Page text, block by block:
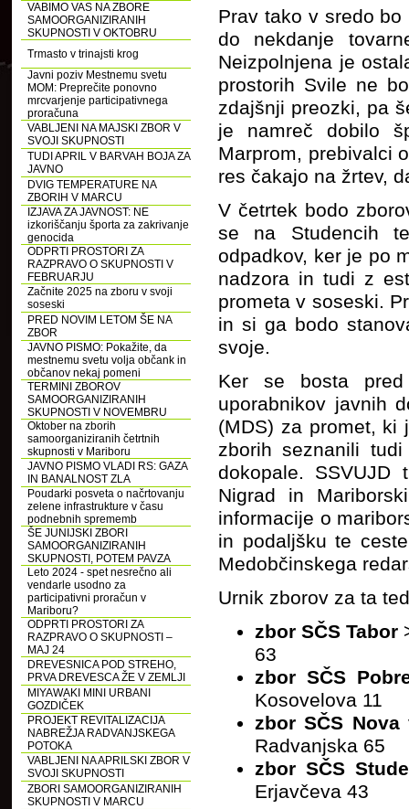
VABIMO VAS NA ZBORE
SAMOORGANIZIRANIH
SKUPNOSTI V OKTOBRU
Trmasto v trinajsti krog
Javni poziv Mestnemu svetu
MOM: Preprečite ponovno
mrcvarjenje participativnega
proračuna
VABLJENI NA MAJSKI ZBOR V
SVOJI SKUPNOSTI
TUDI APRIL V BARVAH BOJA ZA
JAVNO
DVIG TEMPERATURE NA
ZBORIH V MARCU
IZJAVA ZA JAVNOST: NE
izkoriščanju športa za zakrivanje
genocida
ODPRTI PROSTORI ZA
RAZPRAVO O SKUPNOSTI V
FEBRUARJU
Začnite 2025 na zboru v svoji
soseski
PRED NOVIM LETOM ŠE NA
ZBOR
JAVNO PISMO: Pokažite, da
mestnemu svetu volja občank in
občanov nekaj pomeni
TERMINI ZBOROV
SAMOORGANIZIRANIH
SKUPNOSTI V NOVEMBRU
Oktober na zborih
samoorganiziranih četrtnih
skupnosti v Mariboru
JAVNO PISMO VLADI RS: GAZA
IN BANALNOST ZLA
Poudarki posveta o načrtovanju
zelene infrastrukture v času
podnebnih sprememb
ŠE JUNIJSKI ZBORI
SAMOORGANIZIRANIH
SKUPNOSTI, POTEM PAVZA
Leto 2024 - spet nesrečno ali
vendarle usodno za
participativni proračun v
Mariboru?
ODPRTI PROSTORI ZA
RAZPRAVO O SKUPNOSTI –
MAJ 24
DREVESNICA POD STREHO,
PRVA DREVESCA ŽE V ZEMLJI
MIYAWAKI MINI URBANI
GOZDIČEK
PROJEKT REVITALIZACIJA
NABREŽJA RADVANJSKEGA
POTOKA
VABLJENI NA APRILSKI ZBOR V
SVOJI SKUPNOSTI
ZBORI SAMOORGANIZIRANIH
SKUPNOSTI V MARCU
Prav tako v sredo
do nekdanje
Neizpolnjena je
prostorih Svile ne
zdajšnji preozki, pa
je namreč dobilo
Marprom, prebivalci
res čakajo na žrtev,
V četrtek bodo
se na Studencih
odpadkov, ker je po
nadzora in tudi z
prometa v soseski.
in si ga bodo
svoje.
Ker se bosta pred
uporabnikov javnih
(MDS) za promet, ki
zborih seznanili
dokopale. SSVUJD
Nigrad in
informacije o
in podaljšku te
Medobčinskega
Urnik zborov za ta
zbor SČS Tabor
63
zbor SČS
Kosovelova 11
zbor SČS Nova
Radvanjska 65
zbor SČS
Erjavčeva 43